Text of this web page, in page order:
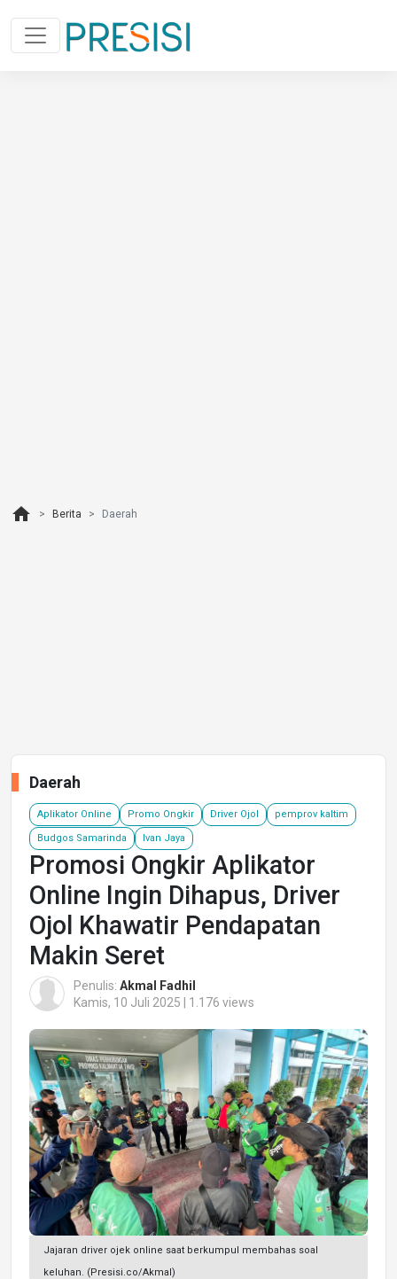
home Berita Daerah
Daerah
Aplikator Online Promo Ongkir Driver Ojol pemprov kaltim
Budgos Samarinda Ivan Jaya
Promosi Ongkir Aplikator
Online Ingin Dihapus, Driver
Ojol Khawatir Pendapatan
Makin Seret
Penulis: Akmal Fadhil
Kamis, 10 Juli 2025 | 1.176 views
Jajaran driver ojek online saat berkumpul membahas soal
keluhan. (Presisi.co/Akmal)